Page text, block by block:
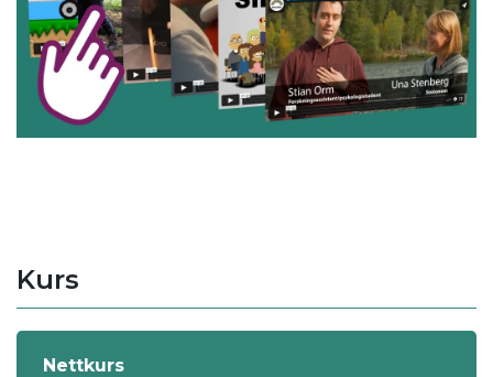
Kurs
Nettkurs